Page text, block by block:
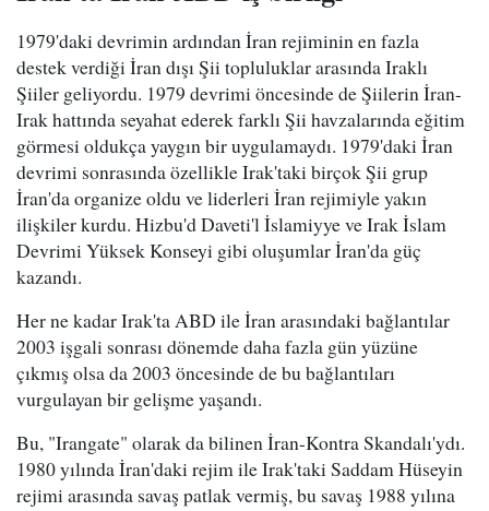
1979'daki devrimin ardından İran rejiminin en fazla
destek verdiği İran dışı Şii topluluklar arasında Iraklı
Şiiler geliyordu. 1979 devrimi öncesinde de Şiilerin İran-
Irak hattında seyahat ederek farklı Şii havzalarında eğitim
görmesi oldukça yaygın bir uygulamaydı. 1979'daki İran
devrimi sonrasında özellikle Irak'taki birçok Şii grup
İran'da organize oldu ve liderleri İran rejimiyle yakın
ilişkiler kurdu. Hizbu'd Daveti'l İslamiyye ve Irak İslam
Devrimi Yüksek Konseyi gibi oluşumlar İran'da güç
kazandı.
Her ne kadar Irak'ta ABD ile İran arasındaki bağlantılar
2003 işgali sonrası dönemde daha fazla gün yüzüne
çıkmış olsa da 2003 öncesinde de bu bağlantıları
vurgulayan bir gelişme yaşandı.
Bu, "Irangate" olarak da bilinen İran-Kontra Skandalı'ydı.
1980 yılında İran'daki rejim ile Irak'taki Saddam Hüseyin
rejimi arasında savaş patlak vermiş, bu savaş 1988 yılına